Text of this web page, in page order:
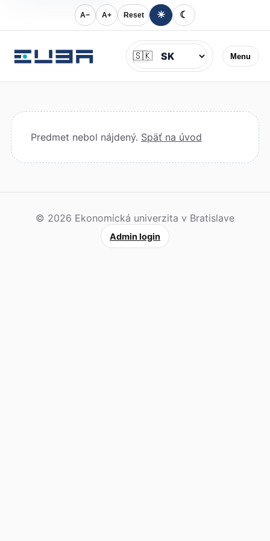
A− A+ Reset ☀ ☾
Menu
Jazyk
🇸🇰
Predmet nebol nájdený. Späť na úvod
© 2026 Ekonomická univerzita v Bratislave
Admin login